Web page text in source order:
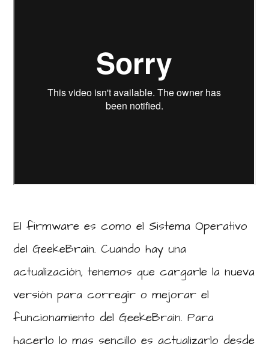
El firmware es como el Sistema Operativo
del GeekeBrain. Cuando hay una
actualización, tenemos que cargarle la nueva
versión para corregir o mejorar el
funcionamiento del GeekeBrain. Para
hacerlo lo mas sencillo es actualizarlo desde